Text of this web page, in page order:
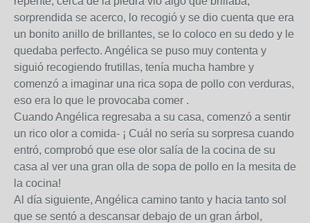
sorprendida se acerco, lo recogió y se dio cuenta que era
un bonito anillo de brillantes, se lo coloco en su dedo y le
quedaba perfecto. Angélica se puso muy contenta y
siguió recogiendo frutillas, tenía mucha hambre y
comenzó a imaginar una rica sopa de pollo con verduras,
eso era lo que le provocaba comer .
Cuando Angélica regresaba a su casa, comenzó a sentir
un rico olor a comida- ¡ Cuál no sería su sorpresa cuando
entró, comprobó que ese olor salía de la cocina de su
casa al ver una gran olla de sopa de pollo en la mesita de
la cocina!
Al día siguiente, Angélica camino tanto y hacia tanto sol
que se sentó a descansar debajo de un gran árbol,